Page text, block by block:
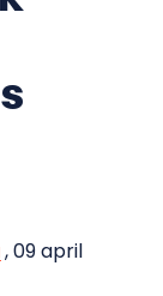
, 09 april